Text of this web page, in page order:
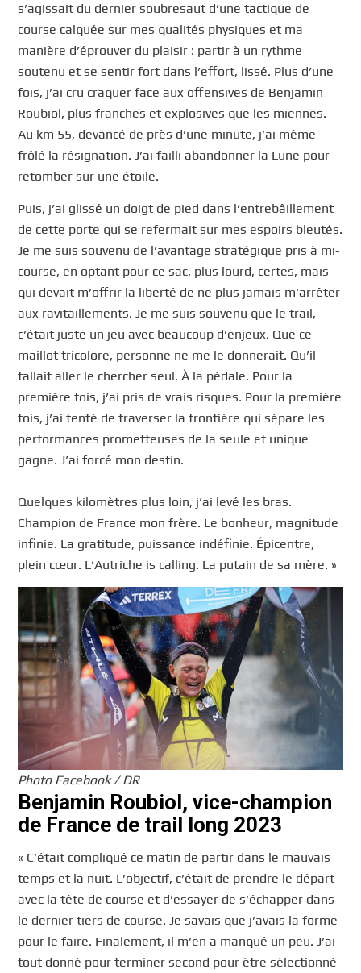
s’agissait du dernier soubresaut d’une tactique de
course calquée sur mes qualités physiques et ma
manière d’éprouver du plaisir : partir à un rythme
soutenu et se sentir fort dans l’effort, lissé. Plus d’une
fois, j’ai cru craquer face aux offensives de Benjamin
Roubiol, plus franches et explosives que les miennes.
Au km 55, devancé de près d’une minute, j’ai même
frôlé la résignation. J’ai failli abandonner la Lune pour
retomber sur une étoile.
Puis, j’ai glissé un doigt de pied dans l’entrebâillement
de cette porte qui se refermait sur mes espoirs bleutés.
Je me suis souvenu de l’avantage stratégique pris à mi-
course, en optant pour ce sac, plus lourd, certes, mais
qui devait m’offrir la liberté de ne plus jamais m’arrêter
aux ravitaillements. Je me suis souvenu que le trail,
c’était juste un jeu avec beaucoup d’enjeux. Que ce
maillot tricolore, personne ne me le donnerait. Qu’il
fallait aller le chercher seul. À la pédale. Pour la
première fois, j’ai pris de vrais risques. Pour la première
fois, j’ai tenté de traverser la frontière qui sépare les
performances prometteuses de la seule et unique
gagne. J’ai forcé mon destin.
Quelques kilomètres plus loin, j’ai levé les bras.
Champion de France mon frère. Le bonheur, magnitude
infinie. La gratitude, puissance indéfinie. Épicentre,
plein cœur. L’Autriche is calling. La putain de sa mère. »
Photo Facebook / DR
Benjamin Roubiol, vice-champion
de France de trail long 2023
« C’était compliqué ce matin de partir dans le mauvais
temps et la nuit. L’objectif, c’était de prendre le départ
avec la tête de course et d’essayer de s’échapper dans
le dernier tiers de course. Je savais que j’avais la forme
pour le faire. Finalement, il m’en a manqué un peu. J’ai
tout donné pour terminer second pour être sélectionné